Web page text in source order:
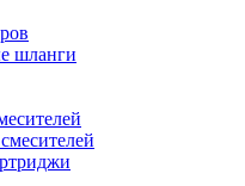
шланги